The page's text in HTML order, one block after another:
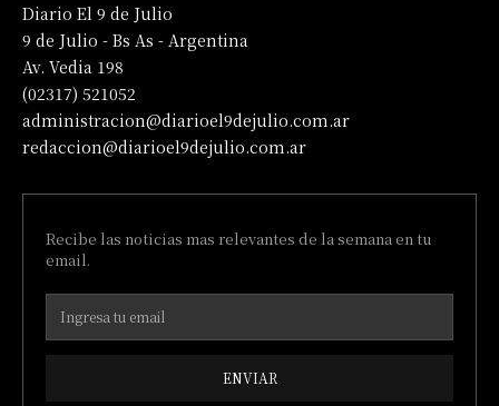
Diario El 9 de Julio
9 de Julio - Bs As - Argentina
Av. Vedia 198
(02317) 521052
administracion@diarioel9dejulio.com.ar
redaccion@diarioel9dejulio.com.ar
Recibe las noticias mas relevantes de la semana en tu
email.
ENVIAR